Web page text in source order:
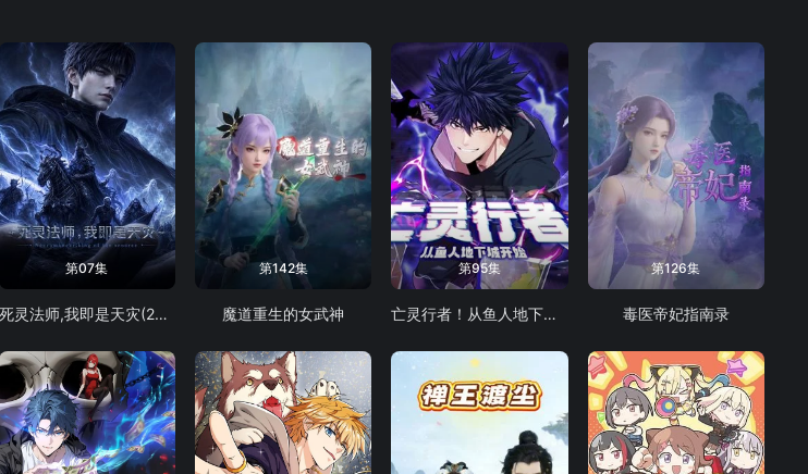
第07集
死灵法师,我即是天灾(2026)
第142集
魔道重生的女武神
第95集
亡灵行者！从鱼人地下城开始 动态漫画
第126集
毒医帝妃指南录